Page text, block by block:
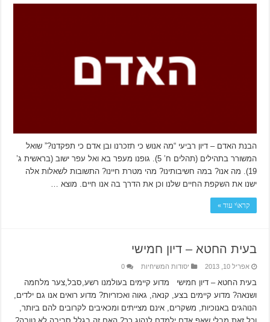
הבנת האדם – דיון רביעי “מה אנוש כי תזכרנו ובן אדם כי תפקדנו?” שואל
המשורר בתהילים (תהלים ח’ 5). גופנו מעפר בא ואל עפר ישוב (בראשית ג’
19). מה אנו? במה חשיבותינו? מהי מטרת חיינו? התשובות לשאלות אלה
ישנו את השקפת החיים שלנו וכן את הדרך בה אנו חיים. מוצא …
קרא\י עוד »
בעית החטא – דיון חמישי
אפריל 10, 2013 יסודות המשיחיות 0
בעית החטא – דיון חמישי מדוע קיימים בעולמנו רשע,סבל,צער מלחמה
ושנאה? מדוע קיימים בצע, קנאה, גאוה ואכזריות? מדוע רואים אנו גם ילדים,
הנוהגים באנוכיות, משקרים, אינם מצייתים ומכאיבים לקרובים להם ביותר,